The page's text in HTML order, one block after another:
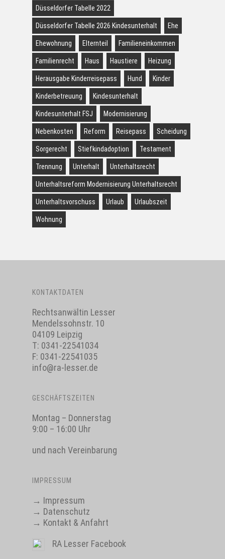
Düsseldorfer Tabelle 2022
Düsseldorfer Tabelle 2026 Kindesunterhalt Ehe
Ehewohnung Elternteil Familieneinkommen
Familienrecht Haus Haustiere Heizung
Herausgabe Kinderreisepass Hund Kinder
Kinderbetreuung Kindesunterhalt
Kindesunterhalt FSJ Modernisierung
Nebenkosten Reform Reisepass Scheidung
Sorgerecht Stiefkindadoption Testament
Trennung Unterhalt Unterhaltsrecht
Unterhaltsreform Modernisierung Unterhaltsrecht
Unterhaltsvorschuss Urlaub Urlaubszeit
Wohnung
KONTAKTDATEN
Rechtsanwältin Lesser
Mendelssohnstr. 10
04109 Leipzig
T: 0341-22541034
F: 0341-22541035
info@ra-lesser.de
GESCHÄFTSZEITEN
Montag – Donnerstag
9:00 – 16:00 Uhr
und nach Vereinbarung
IMPRESSUM
→ Impressum
→ Datenschutz
→ Kontakt & Anfahrt
RA Lesser Facebook